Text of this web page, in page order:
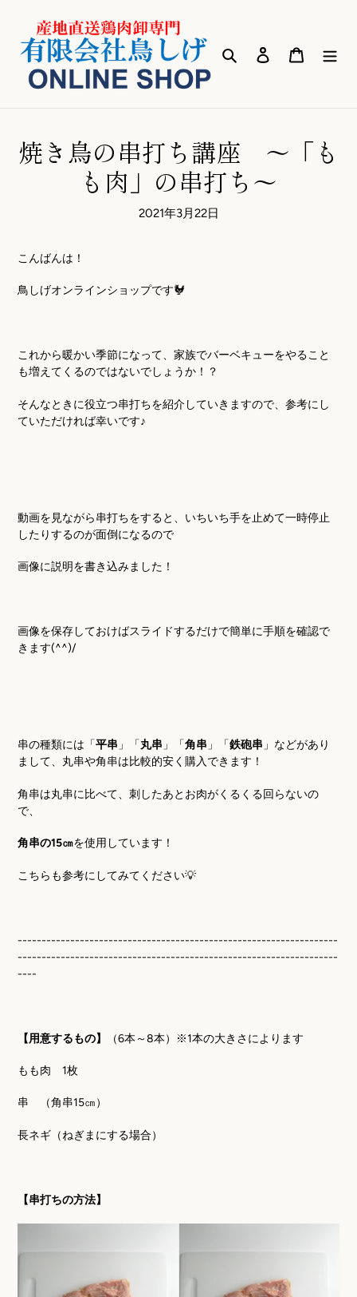
検索 ログインカート
焼き鳥の串打ち講座 ～「も
も肉」の串打ち～
2021年3月22日
こんばんは！
鳥しげオンラインショップです🐓
これから暖かい季節になって、家族でバーベキューをやること
も増えてくるのではないでしょうか！？
そんなときに役立つ串打ちを紹介していきますので、参考にし
ていただければ幸いです♪
動画を見ながら串打ちをすると、いちいち手を止めて一時停止
したりするのが面倒になるので
画像に説明を書き込みました！
画像を保存しておけばスライドするだけで簡単に手順を確認で
きます(^^)/
串の種類には「平串 」「丸串 」「角串 」「鉄砲串 」などがあり
まして、丸串や角串は比較的安く購入できます！
角串は丸串に比べて、刺したあとお肉がくるくる回らないの
で、
角串の15㎝を使用しています！
こちらも参考にしてみてください💡
-------------------------------------------------------------------
-------------------------------------------------------------------
----
【用意するもの】 （6本～8本）※1本の大きさによります
もも肉 1枚
串 （角串15㎝）
長ネギ（ねぎまにする場合）
【串打ちの方法】